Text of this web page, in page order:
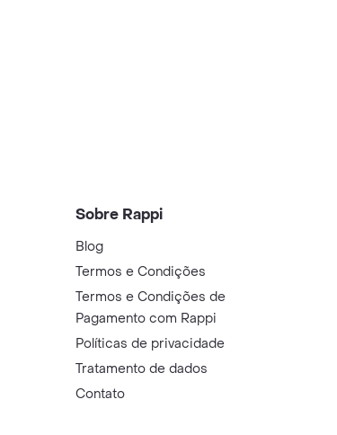
Sobre Rappi
Blog
Termos e Condições
Termos e Condições de
Pagamento com Rappi
Políticas de privacidade
Tratamento de dados
Contato